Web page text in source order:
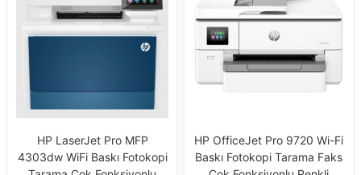
HP LaserJet Pro MFP
4303dw WiFi Baskı Fotokopi
HP OfficeJet Pro 9720 Wi-Fi
Baskı Fotokopi Tarama Faks